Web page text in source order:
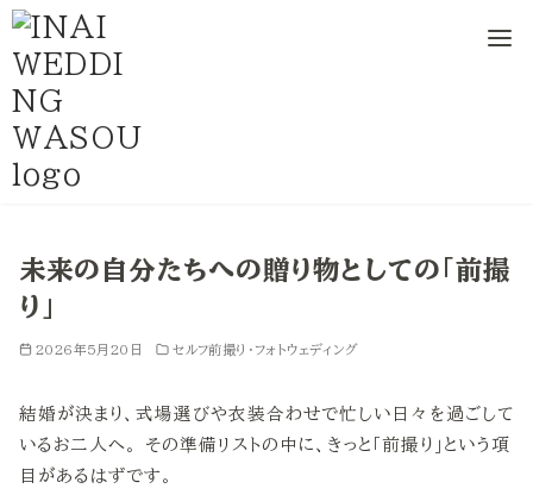
未来の自分たちへの贈り物としての「前撮
り」
2026年5月20日 セルフ前撮り・フォトウェディング
結婚が決まり、式場選びや衣装合わせで忙しい日々を過ごして
いるお二人へ。 その準備リストの中に、きっと「前撮り」という項
目があるはずです。